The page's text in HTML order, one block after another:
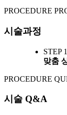
PROCEDURE
시술과정
STEP 1
맞춤
PROCEDURE
시술 Q&A